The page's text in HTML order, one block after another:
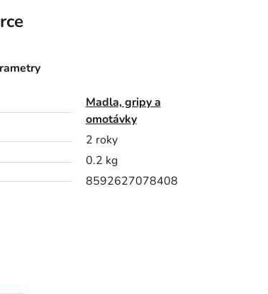
Madla, gripy a
omotávky
2 roky
0.2 kg
8592627078408